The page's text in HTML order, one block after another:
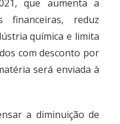
, que aumenta a
financeiras, reduz
química e limita
com desconto por
será enviada à
a diminuição de